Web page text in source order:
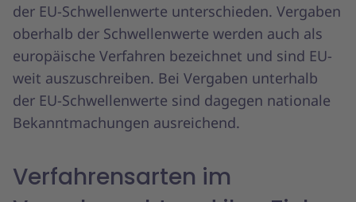
der EU-Schwellenwerte unterschieden. Vergaben
oberhalb der Schwellenwerte werden auch als
europäische Verfahren bezeichnet und sind EU-
weit auszuschreiben. Bei Vergaben unterhalb
der EU-Schwellenwerte sind dagegen nationale
Bekanntmachungen ausreichend.
Verfahrensarten im